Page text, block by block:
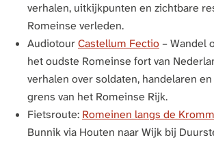
verhalen, uitkijkpunten en zichtbare
Romeinse verleden.
AudiotourCastellum Fectio – Wandel
het oudste Romeinse fort van
verhalen over soldaten, handelaren
grens van het Romeinse Rijk.
Fietsroute: Romeinen langs de
Bunnik via Houten naar Wijk bij